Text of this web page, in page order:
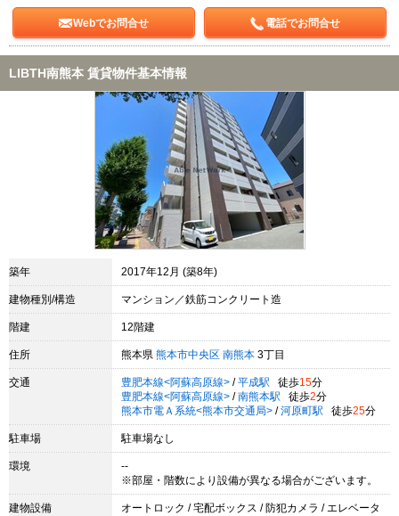
Webでお問合せ 電話でお問合せ
LIBTH南熊本 賃貸物件基本情報
築年 2017年12月 (築8年)
建物種別/構造 マンション／鉄筋コンクリート造
階建 12階建
住所 熊本県 熊本市中央区 南熊本 3丁目
交通 豊肥本線<阿蘇高原線> / 平成駅 徒歩15分
豊肥本線<阿蘇高原線> / 南熊本駅 徒歩2分
熊本市電Ａ系統<熊本市交通局> / 河原町駅 徒歩25分
駐車場 駐車場なし
環境
--
※部屋・階数により設備が異なる場合がございます。
建物設備
オートロック / 宅配ボックス / 防犯カメラ / エレベータ